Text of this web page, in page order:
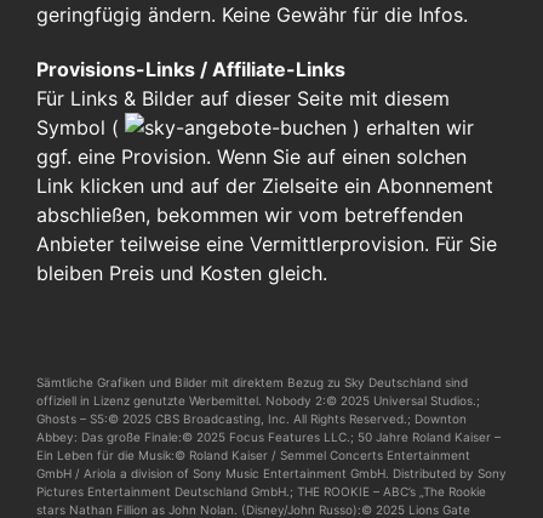
geringfügig ändern. Keine Gewähr für die Infos.
Provisions-Links / Affiliate-Links
Für Links & Bilder auf dieser Seite mit diesem
Symbol (
) erhalten wir
ggf. eine Provision. Wenn Sie auf einen solchen
Link klicken und auf der Zielseite ein Abonnement
abschließen, bekommen wir vom betreffenden
Anbieter teilweise eine Vermittlerprovision. Für Sie
bleiben Preis und Kosten gleich.
Sämtliche Grafiken und Bilder mit direktem Bezug zu Sky Deutschland sind
offiziell in Lizenz genutzte Werbemittel. Nobody 2:© 2025 Universal Studios.;
Ghosts – S5:© 2025 CBS Broadcasting, Inc. All Rights Reserved.; Downton
Abbey: Das große Finale:© 2025 Focus Features LLC.; 50 Jahre Roland Kaiser –
Ein Leben für die Musik:© Roland Kaiser / Semmel Concerts Entertainment
GmbH / Ariola a division of Sony Music Entertainment GmbH. Distributed by Sony
Pictures Entertainment Deutschland GmbH.; THE ROOKIE – ABC’s „The Rookie
stars Nathan Fillion as John Nolan. (Disney/John Russo):© 2025 Lions Gate